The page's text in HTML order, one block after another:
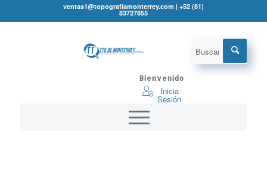
ventas1@topografíamonterrey.com | +52 (81)
83727855
Bienvenido
Inicia
Sesión